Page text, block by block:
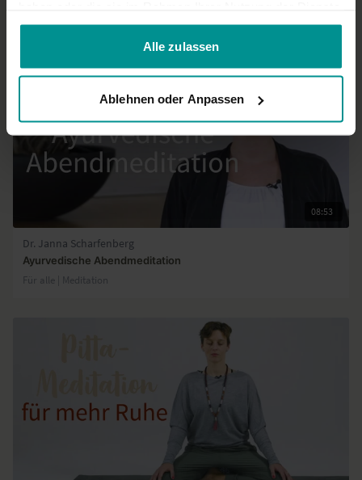
gesammelt haben.
Alle zulassen
Ablehnen oder Anpassen
08:53
Dr. Janna Scharfenberg
Ayurvedische Abendmeditation
Für alle | Meditation